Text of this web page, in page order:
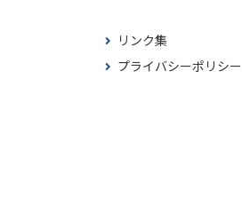
リンク集
プライバシーポリシー